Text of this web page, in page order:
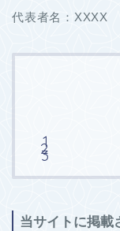
代表者名：XXXX
当サイトに掲載